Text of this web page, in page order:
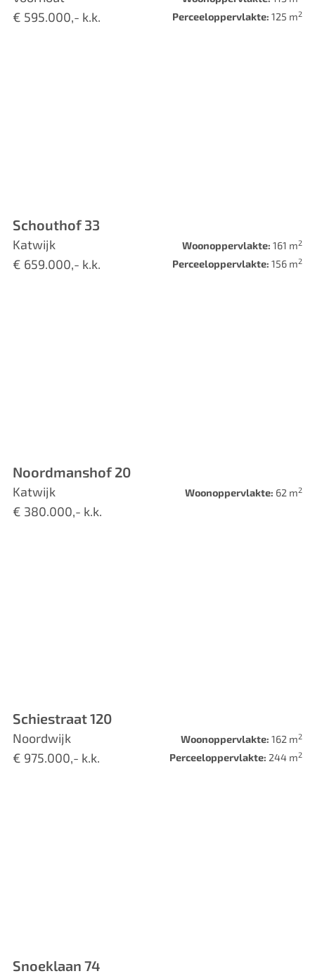
€ 595.000,- k.k.
Perceeloppervlakte: 125 m2
Schouthof 33
Katwijk
€ 659.000,- k.k.
Woonoppervlakte: 161 m2
Perceeloppervlakte: 156 m2
Noordmanshof 20
Katwijk
€ 380.000,- k.k.
Woonoppervlakte: 62 m2
Schiestraat 120
Noordwijk
€ 975.000,- k.k.
Woonoppervlakte: 162 m2
Perceeloppervlakte: 244 m2
Snoeklaan 74